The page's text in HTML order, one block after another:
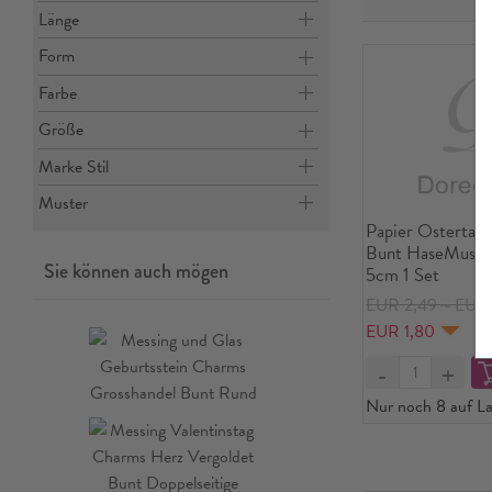
Länge
Form
Farbe
Größe
Marke Stil
Muster
Sie können auch mögen
Papier Ostertag
Bunt
5cm 1 Set
EUR 2,49～EUR
EUR 1,80
Nur noch 8 auf